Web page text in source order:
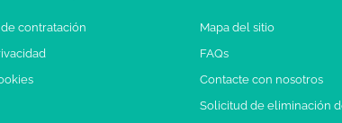
contratación
Mapa del sitio
FAQs
Contacte con nosotros
Solicitud de eliminación